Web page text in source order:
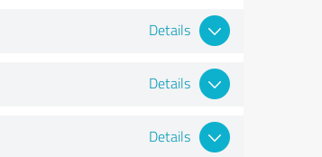
Details
Details
Details